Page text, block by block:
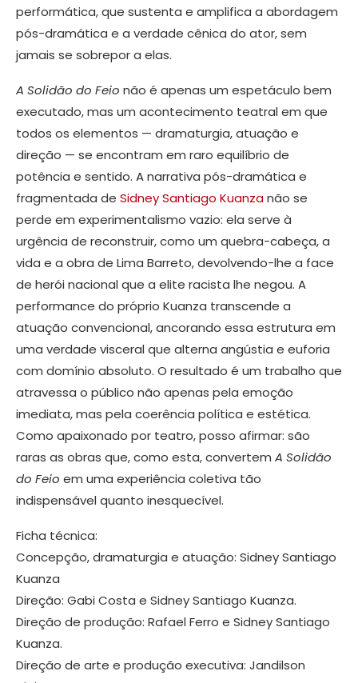
performática, que sustenta e amplifica a abordagem
pós-dramática e a verdade cênica do ator, sem
jamais se sobrepor a elas.
A Solidão do Feio não é apenas um espetáculo bem
executado, mas um acontecimento teatral em que
todos os elementos — dramaturgia, atuação e
direção — se encontram em raro equilíbrio de
potência e sentido. A narrativa pós-dramática e
fragmentada de Sidney Santiago Kuanzanão se
perde em experimentalismo vazio: ela serve à
urgência de reconstruir, como um quebra-cabeça, a
vida e a obra de Lima Barreto, devolvendo-lhe a face
de herói nacional que a elite racista lhe negou. A
performance do próprio Kuanza transcende a
atuação convencional, ancorando essa estrutura em
uma verdade visceral que alterna angústia e euforia
com domínio absoluto. O resultado é um trabalho que
atravessa o público não apenas pela emoção
imediata, mas pela coerência política e estética.
Como apaixonado por teatro, posso afirmar: são
raras as obras que, como esta, convertem A Solidão
do Feio em uma experiência coletiva tão
indispensável quanto inesquecível.
Ficha técnica:
Concepção, dramaturgia e atuação: Sidney Santiago
Kuanza
Direção: Gabi Costa e Sidney Santiago Kuanza.
Direção de produção: Rafael Ferro e Sidney Santiago
Kuanza.
Direção de arte e produção executiva: Jandilson